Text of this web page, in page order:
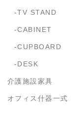
TV STAND
CABINET
CUPBOARD
DESK
介護施設家具
オフィス什器一式